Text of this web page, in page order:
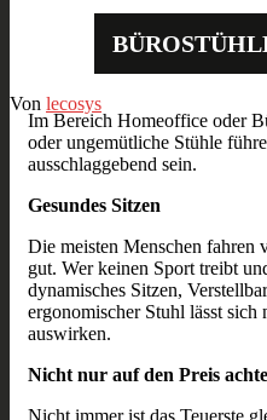
Von lecosys
Im Bereich Homeoffice oder
oder ungemütliche Stühle
ausschlaggebend sein.
Gesundes Sitzen
Die meisten Menschen fahren
gut. Wer keinen Sport treibt
dynamisches Sitzen,
ergonomischer Stuhl lässt
auswirken.
Nicht nur auf den Preis